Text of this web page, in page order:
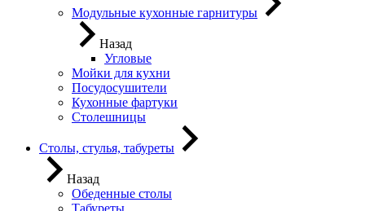
Модульные кухонные гарнитуры
Назад
Угловые
Мойки для кухни
Посудосушители
Кухонные фартуки
Столешницы
Столы, стулья, табуреты
Назад
Обеденные столы
Табуреты